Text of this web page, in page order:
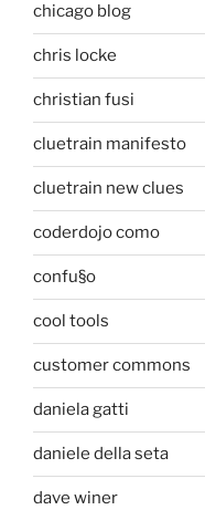
chicago blog
chris locke
christian fusi
cluetrain manifesto
cluetrain new clues
coderdojo como
confu§o
cool tools
customer commons
daniela gatti
daniele della seta
dave winer